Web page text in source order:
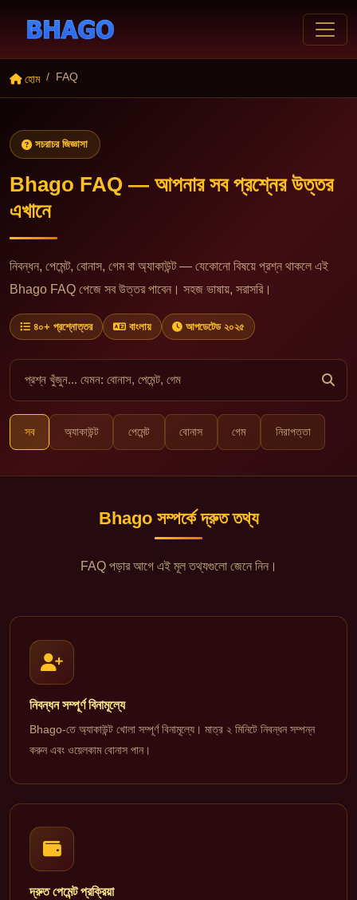
হোম FAQ
সচরাচর জিজ্ঞাসা
Bhago FAQ — আপনার সব প্রশ্নের উত্তর
এখানে
নিবন্ধন, পেমেন্ট, বোনাস, গেম বা অ্যাকাউন্ট — যেকোনো বিষয়ে প্রশ্ন থাকলে এই
Bhago FAQ পেজে সব উত্তর পাবেন। সহজ ভাষায়, সরাসরি।
৪০+ প্রশ্নোত্তর বাংলায় আপডেটেড ২০২৫
সব অ্যাকাউন্ট পেমেন্ট বোনাস গেম নিরাপত্তা
Bhago সম্পর্কে দ্রুত তথ্য
FAQ পড়ার আগে এই মূল তথ্যগুলো জেনে নিন।
নিবন্ধন সম্পূর্ণ বিনামূল্যে
Bhago-তে অ্যাকাউন্ট খোলা সম্পূর্ণ বিনামূল্যে। মাত্র ২ মিনিটে নিবন্ধন সম্পন্ন
করুন এবং ওয়েলকাম বোনাস পান।
দ্রুত পেমেন্ট প্রক্রিয়া